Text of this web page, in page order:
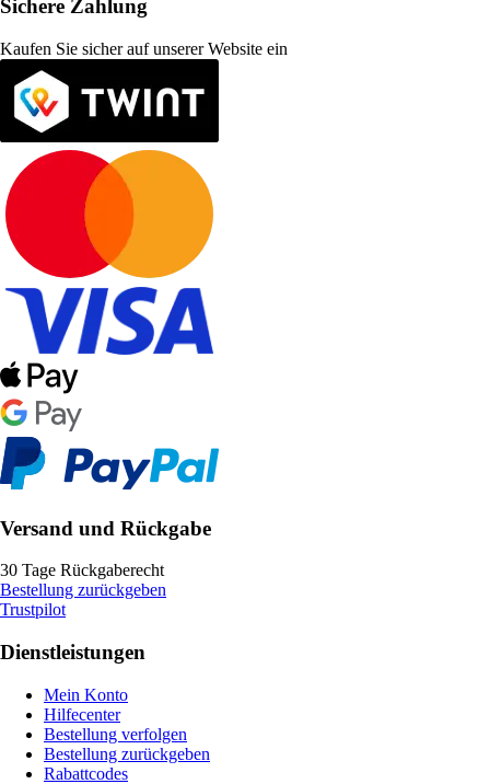
Sichere Zahlung
Kaufen Sie sicher auf unserer Website ein
Versand und Rückgabe
30 Tage Rückgaberecht
Bestellung zurückgeben
Trustpilot
Dienstleistungen
Mein Konto
Hilfecenter
Bestellung verfolgen
Bestellung zurückgeben
Rabattcodes